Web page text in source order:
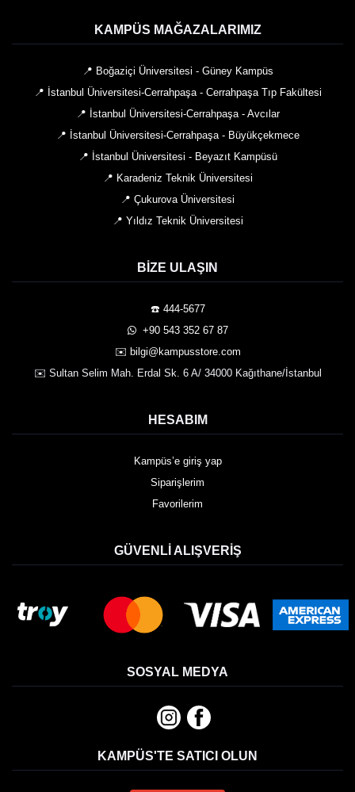
KAMPÜS MAĞAZALARIMIZ
📍 Boğaziçi Üniversitesi - Güney Kampüs
📍 İstanbul Üniversitesi-Cerrahpaşa - Cerrahpaşa Tıp Fakültesi
📍 İstanbul Üniversitesi-Cerrahpaşa - Avcılar
📍 İstanbul Üniversitesi-Cerrahpaşa - Büyükçekmece
📍 İstanbul Üniversitesi - Beyazıt Kampüsü
📍 Karadeniz Teknik Üniversitesi
📍 Çukurova Üniversitesi
📍 Yıldız Teknik Üniversitesi
BIZE ULAŞIN
☎️ 444-5677
️ +90 543 352 67 87
✉️ bilgi@kampusstore.com
✉️ Sultan Selim Mah. Erdal Sk. 6 A/ 34000 Kağıthane/İstanbul
HESABIM
Kampüs’e giriş yap
Siparişlerim
Favorilerim
GÜVENLI ALIŞVERIŞ
SOSYAL MEDYA
KAMPÜS'TE SATICI OLUN